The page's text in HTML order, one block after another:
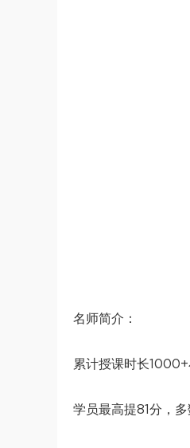
名师简介：
累计授课时长
学员最高提81分，